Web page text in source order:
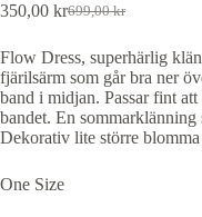
699,00kr
Det
priset
var:
699,00 kr.
350,00 krDet
priset
är:
350,00 kr.
Flow Dress, superhärlig
fjärilsärm som går bra ner
band i midjan. Passar fint
bandet. En sommarklänning
Dekorativ lite större
One Size